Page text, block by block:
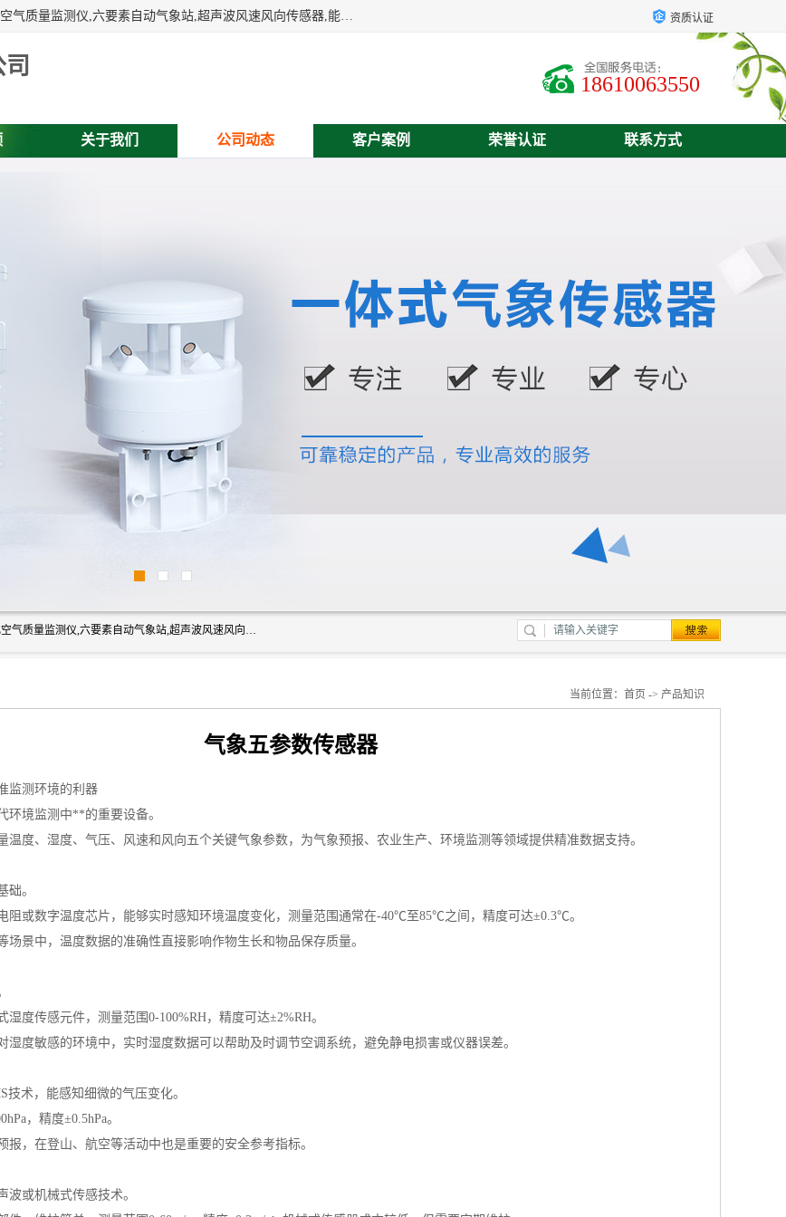
富奥通科技主营：气象五参数,气象六要素,微型自动气象站,网格化空气质量监测仪,六要素自动气象站,超声波风速风向传感器,能见度仪,大气微型站,交通自动气象站,高速路面结冰监测,路面状况传感器等。 资质认证
18610063550
关于我们 公司动态 客户案例 荣誉认证 联系方式
富奥通科技主营：气象五参数,气象六要素,微型自动气象站,网格化空气质量监测仪,六要素自动气象站,超声波风速风向传感器,能见度仪,大气微型站,交通自动气象站,高速路面结冰监测,路面状况传感器等。
当前位置： 首页 -> 产品知识
气象五参数传感器
监测环境的利器
环境监测中**的重要设备。
温度、湿度、气压、风速和风向五个关键气象参数，为气象预报、农业生产、环境监测等领域提供精准数据支持。
础。
阻或数字温度芯片，能够实时感知环境温度变化，测量范围通常在-40℃至85℃之间，精度可达±0.3℃。
场景中，温度数据的准确性直接影响作物生长和物品保存质量。
度传感元件，测量范围0-100%RH，精度可达±2%RH。
湿度敏感的环境中，实时湿度数据可以帮助及时调节空调系统，避免静电损害或仪器误差。
技术，能感知细微的气压变化。
，精度±0.5hPa。
报，在登山、航空等活动中也是重要的安全参考指标。
波或机械式传感技术。